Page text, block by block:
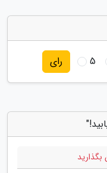
5 رای
بگذارید